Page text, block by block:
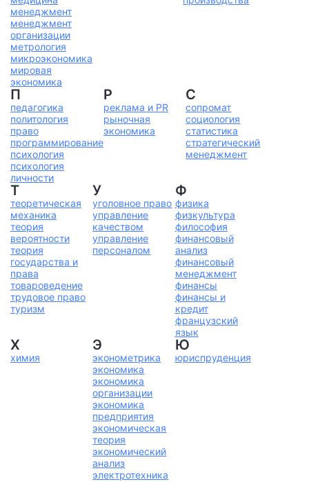
менеджмент
менеджмент
организации
метрология
микроэкономика
мировая
экономика
П
педагогика
политология
право
программирование
психология
психология
личности
Р
реклама и PR
рыночная
экономика
С
сопромат
социология
статистика
стратегический
менеджмент
Т
теоретическая
механика
теория
вероятности
теория
государства и
права
товароведение
трудовое право
туризм
У
уголовное право
управление
качеством
управление
персоналом
Ф
физика
физкультура
философия
финансовый
анализ
финансовый
менеджмент
финансы
финансы и
кредит
французский
язык
Х
химия
Э
эконометрика
экономика
экономика
организации
экономика
предприятия
экономическая
теория
экономический
анализ
электротехника
Ю
юриспруденция